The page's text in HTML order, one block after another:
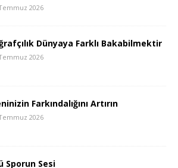
2026
Dünyaya Farklı Bakabilmektir
2026
Farkındalığını Artırın
2026
Sporun Sesi